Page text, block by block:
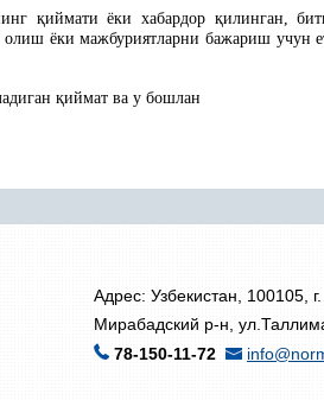
қиймати ёки хабардор қилинган,
ёки мажбуриятларни бажариш учун
қиймат ва у бошлан
Адрес: Узбекистан, 100105,
Мирабадский р-н,
78-150-11-72